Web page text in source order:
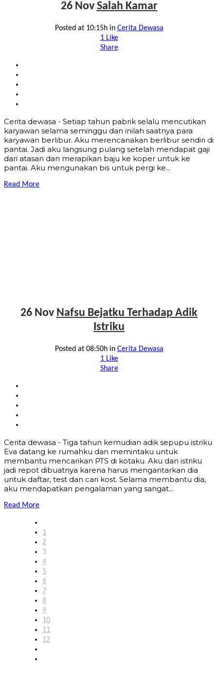
26 Nov Salah Kamar
Posted at 10:15hin Cerita Dewasa
1Like
Share
Cerita dewasa - Setiap tahun pabrik selalu mencutikan
karyawan selama seminggu dan inilah saatnya para
karyawan berlibur. Aku merencanakan berlibur sendiri di
pantai. Jadi aku langsung pulang setelah mendapat gaji
dari atasan dan merapikan baju ke koper untuk ke
pantai. Aku mengunakan bis untuk pergi ke...
Read More
26 Nov Nafsu Bejatku Terhadap Adik
Istriku
Posted at 08:50hin Cerita Dewasa
1Like
Share
Cerita dewasa - Tiga tahun kemudian adik sepupu istriku
Eva datang ke rumahku dan memintaku untuk
membantu mencarikan PTS di kotaku. Aku dan istriku
jadi repot dibuatnya karena harus mengantarkan dia
untuk daftar, test dan cari kost. Selama membantu dia,
aku mendapatkan pengalaman yang sangat...
Read More
1
2
3
4
5
6
7
8
9
10
11
12